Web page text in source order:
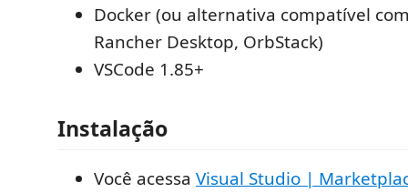
Docker (ou alternativa compatível
Rancher Desktop, OrbStack)
VSCode 1.85+
Instalação
Você acessa Visual Studio |